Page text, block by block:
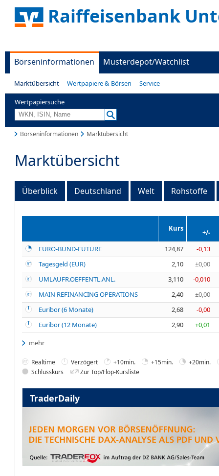
Raiffeisenbank
Börseninformationen Musterdepot/Watchlist
Marktübersicht Wertpapiere & Börsen Service
Wertpapiersuche
Börseninformationen Marktübersicht
Marktübersicht
Überblick Deutschland Welt Rohstoffe
Kurs
+/-
EURO-BUND-FUTURE
124,87
-0,13
Tagesgeld (EUR)
2,10
±0,00
UMLAUFR.OEFFENTL.ANL.
3,110
-0,010
MAIN REFINANCING OPERATIONS
2,40
±0,00
Euribor (6 Monate)
2,68
-0,00
Euribor (12 Monate)
2,90 +0,01
mehr
Realtime Verzögert +10min. +15min.
+20min.
Schlusskurs
Zur Top/Flop-Kursliste
TraderDaily